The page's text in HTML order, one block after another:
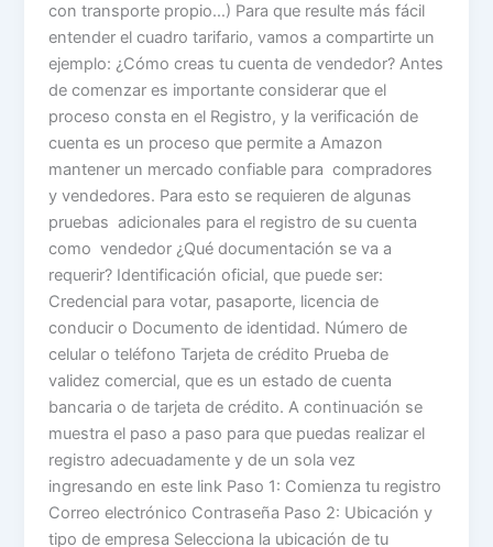
con transporte propio…) Para que resulte más fácil
entender el cuadro tarifario, vamos a compartirte un
ejemplo: ¿Cómo creas tu cuenta de vendedor? Antes
de comenzar es importante considerar que el
proceso consta en el Registro, y la verificación de
cuenta es un proceso que permite a Amazon
mantener un mercado confiable para compradores
y vendedores. Para esto se requieren de algunas
pruebas adicionales para el registro de su cuenta
como vendedor ¿Qué documentación se va a
requerir? Identificación oficial, que puede ser:
Credencial para votar, pasaporte, licencia de
conducir o Documento de identidad. Número de
celular o teléfono Tarjeta de crédito Prueba de
validez comercial, que es un estado de cuenta
bancaria o de tarjeta de crédito. A continuación se
muestra el paso a paso para que puedas realizar el
registro adecuadamente y de un sola vez
ingresando en este link Paso 1: Comienza tu registro
Correo electrónico Contraseña Paso 2: Ubicación y
tipo de empresa Selecciona la ubicación de tu